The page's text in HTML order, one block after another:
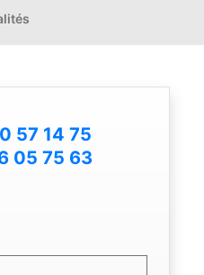
57 14 75
05 75 63